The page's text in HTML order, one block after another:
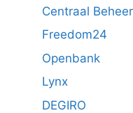
Centraal Beheer
Freedom24
Openbank
Lynx
DEGIRO